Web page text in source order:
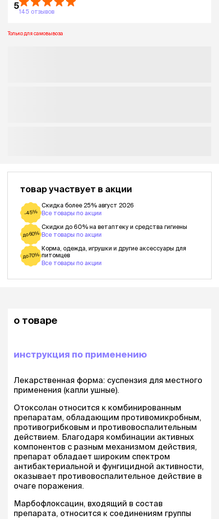
5
145 отзывов
Только для самовывоза
товар участвует в акции
-45%
Скидка более 25% август 2026
Все товары по акции
до 60%
Скидки до 60% на ветаптеку и средства гигиены
Все товары по акции
до 70%
Корма, одежда, игрушки и другие аксессуары для
питомцев
Все товары по акции
о товаре
инструкция по применению
Лекарственная форма: суспензия для местного
применения (капли ушные).
Отоксолан относится к комбинированным
препаратам, обладающим противомикробным,
противогрибковым и противовоспалительным
действием. Благодаря комбинации активных
компонентов с разным механизмом действия,
препарат обладает широким спектром
антибактериальной и фунгицидной активности,
оказывает противовоспалительное действие в
очаге поражения.
Марбофлоксацин, входящий в состав
препарата, относится к соединениям группы